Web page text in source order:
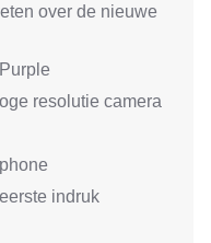
over de nieuwe
resolutie camera
indruk